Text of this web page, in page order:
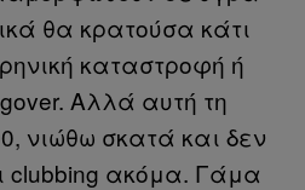
θα κρατούσα κάτι
καταστροφή ή
Αλλά αυτή τη
νιώθω σκατά και δεν
clubbing ακόμα. Γάμα